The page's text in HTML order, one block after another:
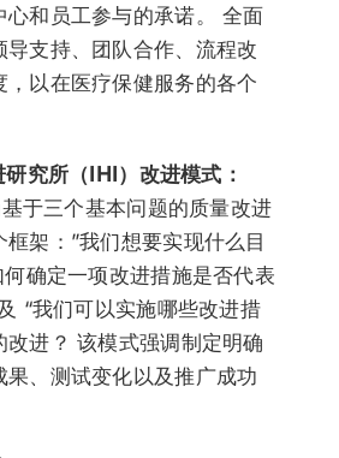
心和员工参与的承诺。 全面
导支持、团队合作、流程改
，以在医疗保健服务的各个
究所（IHI）改进模式：
于三个基本问题的质量改进
架：”我们想要实现什么目
何确定一项改进措施是否代表
“我们可以实施哪些改进措
改进？ 该模式强调制定明确
果、测试变化以及推广成功